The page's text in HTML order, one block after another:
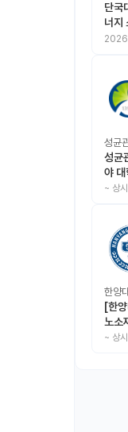
단국
너지
합니
성균
야
Lab)
~ 상
[한
노소
인턴
~ 상